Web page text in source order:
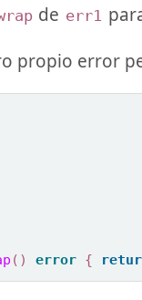
de err1
propio error
() error {